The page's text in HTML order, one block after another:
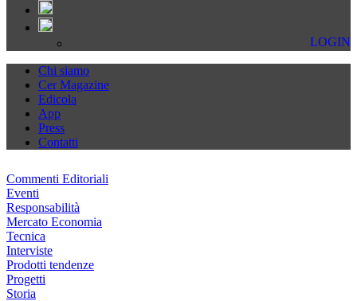
LOGIN
Chi siamo
Cer Magazine
Edicola
App
Press
Contatti
Commenti Editoriali
Eventi
Responsabilità
Mercato Economia
Tecnica
Interviste
Prodotti tendenze
Progetti
Storia